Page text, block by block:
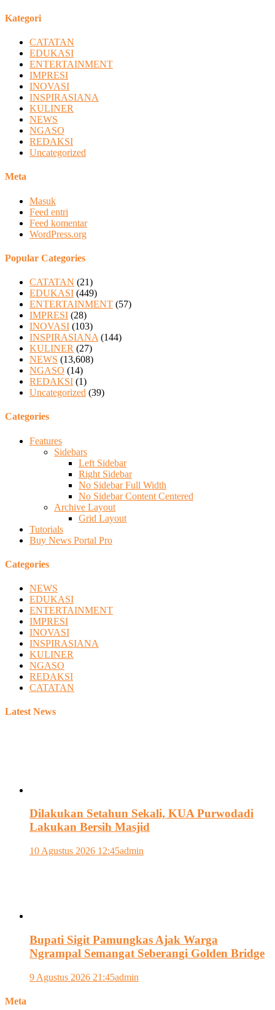
Kategori
CATATAN
EDUKASI
ENTERTAINMENT
IMPRESI
INOVASI
INSPIRASIANA
KULINER
NEWS
NGASO
REDAKSI
Uncategorized
Meta
Masuk
Feed entri
Feed komentar
WordPress.org
Popular Categories
CATATAN (21)
EDUKASI (449)
ENTERTAINMENT (57)
IMPRESI (28)
INOVASI (103)
INSPIRASIANA (144)
KULINER (27)
NEWS (13,608)
NGASO (14)
REDAKSI (1)
Uncategorized (39)
Categories
Features
Sidebars
Left Sidebar
Right Sidebar
No Sidebar Full Width
No Sidebar Content Centered
Archive Layout
Grid Layout
Tutorials
Buy News Portal Pro
Categories
NEWS
EDUKASI
ENTERTAINMENT
IMPRESI
INOVASI
INSPIRASIANA
KULINER
NGASO
REDAKSI
CATATAN
Latest News
Dilakukan Setahun Sekali, KUA Purwodadi
Lakukan Bersih Masjid
10 Agustus 2026 12:45admin
Bupati Sigit Pamungkas Ajak Warga
Ngrampal Semangat Seberangi Golden Bridge
9 Agustus 2026 21:45admin
Meta